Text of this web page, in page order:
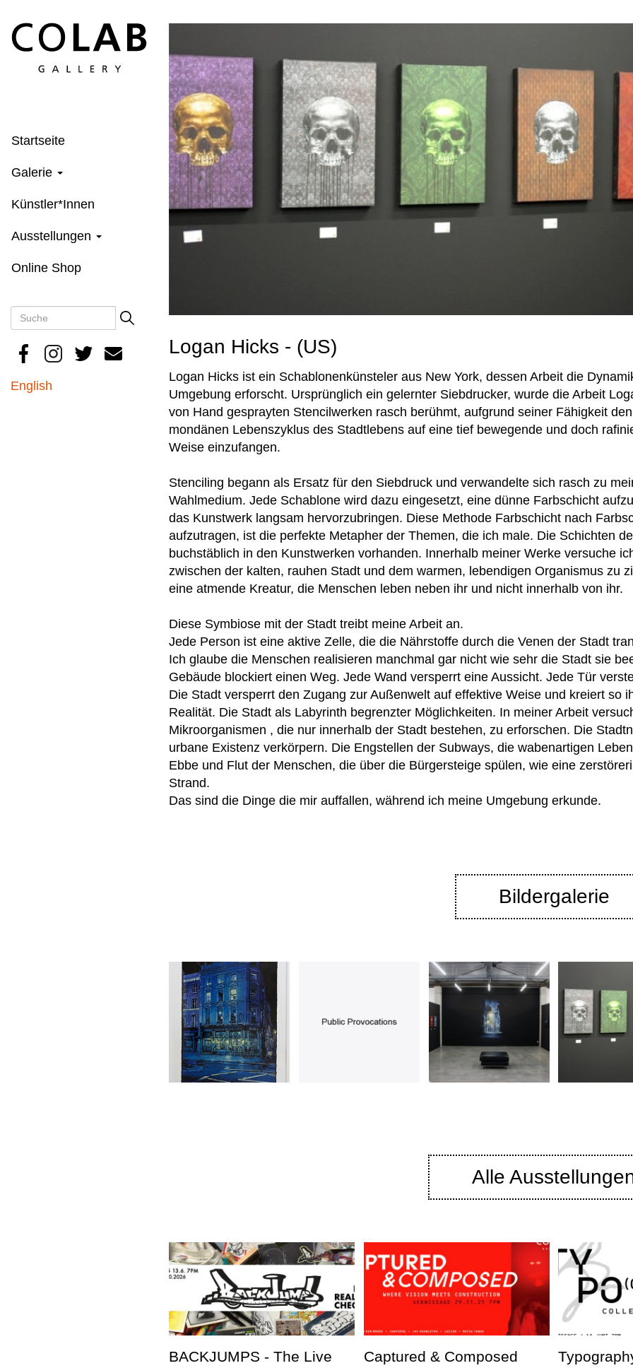
zum
Inhalt
Startseite
Galerie
Künstler*Innen
Ausstellungen
Online Shop
Search
Suche
English
Logan Hicks - (US)
Logan Hicks ist ein Schablonenkünsteler aus New York, dessen Arbeit die
Umgebung erforscht. Ursprünglich ein gelernter Siebdrucker, wurde die Arbeit
von Hand gesprayten Stencilwerken rasch berühmt, aufgrund seiner Fähigkeit
mondänen Lebenszyklus des Stadtlebens auf eine tief bewegende und doch
Weise einzufangen.
Stenciling begann als Ersatz für den Siebdruck und verwandelte sich rasch zu
Wahlmedium. Jede Schablone wird dazu eingesetzt, eine dünne Farbschicht
das Kunstwerk langsam hervorzubringen. Diese Methode Farbschicht nach
aufzutragen, ist die perfekte Metapher der Themen, die ich male. Die Schichten
buchstäblich in den Kunstwerken vorhanden. Innerhalb meiner Werke versuche
zwischen der kalten, rauhen Stadt und dem warmen, lebendigen Organismus zu
eine atmende Kreatur, die Menschen leben neben ihr und nicht innerhalb von ihr.
Diese Symbiose mit der Stadt treibt meine Arbeit an.
Jede Person ist eine aktive Zelle, die die Nährstoffe durch die Venen der Stadt
Ich glaube die Menschen realisieren manchmal gar nicht wie sehr die Stadt sie
Gebäude blockiert einen Weg. Jede Wand versperrt eine Aussicht. Jede Tür
Die Stadt versperrt den Zugang zur Außenwelt auf effektive Weise und kreiert so
Realität. Die Stadt als Labyrinth begrenzter Möglichkeiten. In meiner Arbeit
Mikroorganismen , die nur innerhalb der Stadt bestehen, zu erforschen. Die
urbane Existenz verkörpern. Die Engstellen der Subways, die wabenartigen
Ebbe und Flut der Menschen, die über die Bürgersteige spülen, wie eine
Strand.
Das sind die Dinge die mir auffallen, während ich meine Umgebung erkunde.
Bildergalerie
Alle
BACKJUMPS - The Live
Captured & Composed